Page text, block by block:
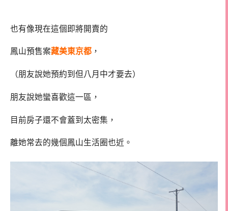
也有像現在這個即將開賣的
鳳山預售案藏美東京都 ，
（朋友說她預約到但八月中才要去）
朋友說她蠻喜歡這一區，
目前房子還不會蓋到太密集，
離她常去的幾個鳳山生活圈也近。